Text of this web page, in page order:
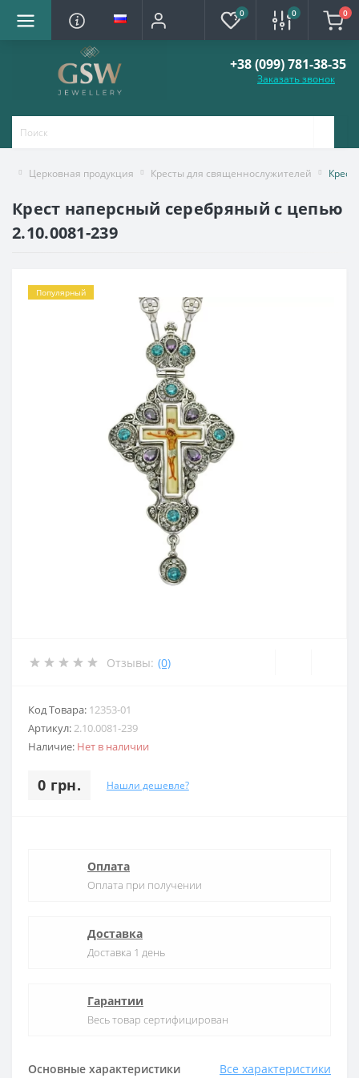
0 0 0
+38 (099) 781-38-35
Заказать звонок
Церковная продукция Кресты для священнослужителей
Крест наперсный серебряный с цепью
2.10.0081-239
Популярный
Отзывы: (0)
Код Товара: 12353-01
Артикул:2.10.0081-239
Наличие: Нет в наличии
0 грн. Нашли дешевле?
Основные характеристики Все характеристики
Оплата
Оплата при получении
Доставка
Доставка 1 день
Гарантии
Весь товар сертифицирован